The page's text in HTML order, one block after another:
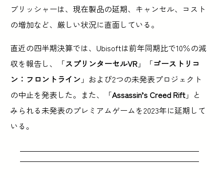
ブリッシャーは、現在製品の延期、キャンセル、コスト
の増加など、厳しい状況に直面している。
直近の四半期決算では、Ubisoftは前年同期比で10％の減
収を報告し、「スプリンターセルVR 」「ゴーストリコ
ン：フロントライン 」および2つの未発表プロジェクト
の中止を発表した。また、「Assassin’s Creed Rift 」と
みられる未発表のプレミアムゲームを2023年に延期して
いる。